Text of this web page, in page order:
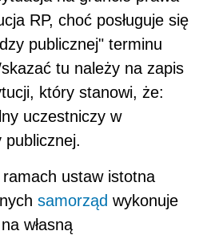
RP, choć posługuje się
publicznej" terminu
tu należy na zapis
który stanowi, że:
uczestniczy w
publicznej.
ramach ustaw istotna
samorząd wykonuje
własną